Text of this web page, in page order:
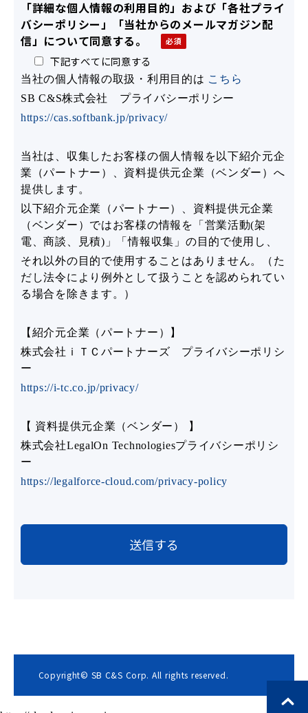
「詳細な個人情報の利用目的」および「各社プライ
バシーポリシー」「当社からのメールマガジン配
信」について同意する。
下記すべてに同意する
当社の個人情報の取扱・利用目的は こちら
SB C&S株式会社 プライバシーポリシー
https://cas.softbank.jp/privacy/
当社は、収集したお客様の個人情報を以下紹介元企
業（パートナー）、資料提供元企業（ベンダー）へ
提供します。
以下紹介元企業（パートナー）、資料提供元企業
（ベンダー）ではお客様の情報を「営業活動(架
電、商談、見積)」「情報収集」の目的で使用し、
それ以外の目的で使用することはありません。（た
だし法令により例外として扱うことを認められてい
る場合を除きます。）
【紹介元企業（パートナー）】
株式会社ｉＴＣパートナーズ プライバシーポリシ
ー
https://i-tc.co.jp/privacy/
【 資料提供元企業（ベンダー） 】
株式会社LegalOn Technologiesプライバシーポリシ
ー
https://legalforce-cloud.com/privacy-policy
Copyright© SB C&S Corp. All rights reserved.